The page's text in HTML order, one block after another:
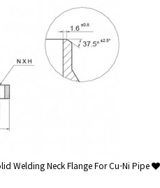
Welding Neck Flange For Cu-Ni Pipe